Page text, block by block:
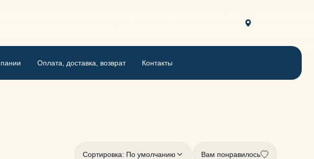
Оплата, доставка, возврат Контакты
Сортировка: По умолчанию Вам понравилось